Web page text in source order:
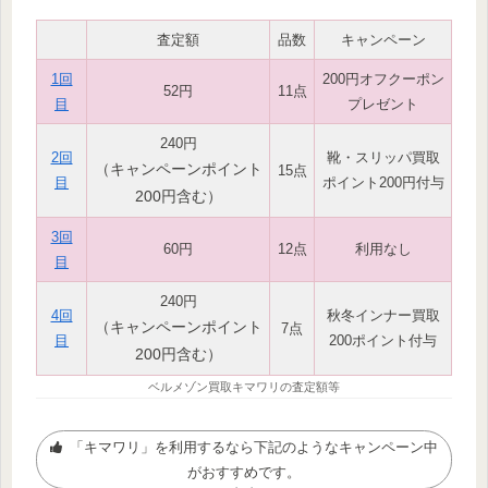
査定額 品数 キャンペーン
1回
目
52円 11点
200円オフクーポン
プレゼント
2回
目
240円
（キャンペーンポイント
200円含む）
15点
靴・スリッパ買取
ポイント200円付与
3回
目
60円 12点 利用なし
4回
目
240円
（キャンペーンポイント
200円含む）
7点
秋冬インナー買取
200ポイント付与
ベルメゾン買取キマワリの査定額等
「キマワリ」を利用するなら下記のようなキャンペーン中
がおすすめです。